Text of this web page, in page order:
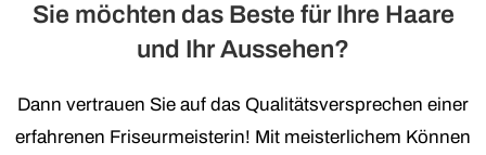
Sie möchten das Beste für Ihre Haare
und Ihr Aussehen?
Dann vertrauen Sie auf das Qualitätsversprechen einer
erfahrenen Friseurmeisterin! Mit meisterlichem Können